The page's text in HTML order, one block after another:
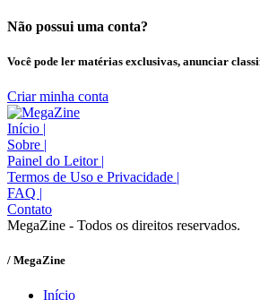
Não possui uma conta?
Você pode ler matérias exclusivas, anunciar
Criar minha conta
Início |
Sobre |
Painel do Leitor |
Termos de Uso e Privacidade |
FAQ |
Contato
MegaZine - Todos os direitos reservados.
/ MegaZine
Início